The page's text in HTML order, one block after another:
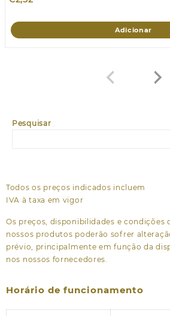
Pesquisar
Adicionar
Todos os preços indicados incluem
IVA à taxa em vigor
Os preços, disponibilidades e condições
nossos produtos poderão sofrer
prévio, principalmente em função da
nos nossos fornecedores.
Horário de funcionamento